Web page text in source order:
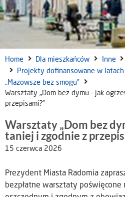
Home Dla mieszkańców Inne
Projekty dofinansowane w
„Mazowsze bez smogu”
Warsztaty „Dom bez dymu – jak
przepisami?”
Warsztaty „Dom bez
taniej i zgodnie z
15 czerwca 2026
Prezydent Miasta Radomia
bezpłatne warsztaty poświęcone